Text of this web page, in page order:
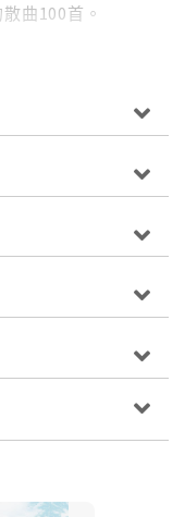
曲100首。
景故事。
閱讀力。
點出重點寓意。
義，讓讀者體會
語譯，有助於讀